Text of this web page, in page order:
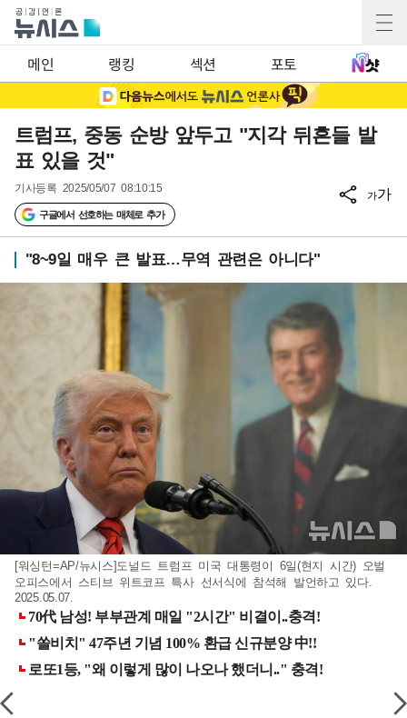
메인 랭킹 섹션 포토
트럼프, 중동 순방 앞두고 "지각 뒤흔들 발
표 있을 것"
기사등록 2025/05/07 08:10:15
구글에서 선호하는 매체로 추가
가가
"8~9일 매우 큰 발표…무역 관련은 아니다"
[워싱턴=AP/뉴시스]도널드 트럼프 미국 대통령이 6일(현지 시간) 오벌
오피스에서 스티브 위트코프 특사 선서식에 참석해 발언하고 있다.
2025.05.07.